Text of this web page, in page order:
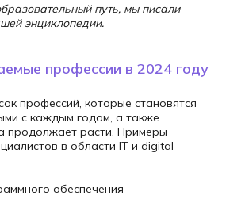
путь, мы писали
энциклопедии.
профессии в 2024 году
профессий, которые становятся
с каждым годом, а также
продолжает расти. Примеры
в области IT и digital
обеспечения